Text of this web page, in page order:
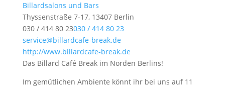
Billardsalons und Bars
Thyssenstraße 7-17, 13407 Berlin
030 / 414 80 23030 / 414 80 23
service@billardcafe-break.de
http://www.billardcafe-break.de
Das Billard Café Break im Norden Berlins!
Im gemütlichen Ambiente könnt ihr bei uns auf 11